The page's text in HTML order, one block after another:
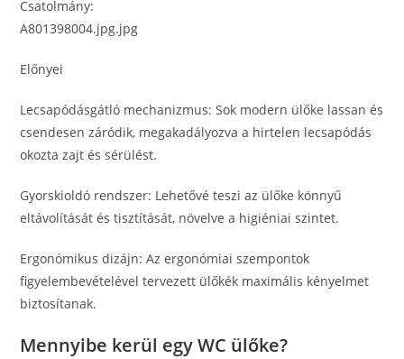
Csatolmány:
A801398004.jpg.jpg
Előnyei
Lecsapódásgátló mechanizmus: Sok modern ülőke lassan és
csendesen záródik, megakadályozva a hirtelen lecsapódás
okozta zajt és sérülést.
Gyorskioldó rendszer: Lehetővé teszi az ülőke könnyű
eltávolítását és tisztítását, növelve a higiéniai szintet.
Ergonómikus dizájn: Az ergonómiai szempontok
figyelembevételével tervezett ülőkék maximális kényelmet
biztosítanak.
Mennyibe kerül egy WC ülőke?